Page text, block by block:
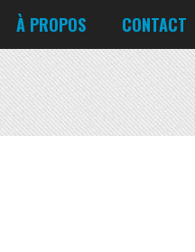
Corée du Sud
Emirats Arabes Unis
Japon
Islande
Italie
Lituanie
À PROPOS CONTACT
Turquie
Moldavie
Norvège
Pologne